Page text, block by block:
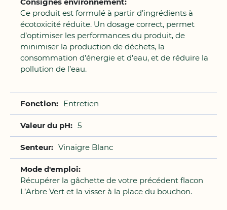
Ce produit est formulé à partir d’ingrédients à
écotoxicité réduite. Un dosage correct, permet
d’optimiser les performances du produit, de
minimiser la production de déchets, la
consommation d’énergie et d’eau, et de réduire la
pollution de l’eau.
Entretien
5
Vinaigre Blanc
Récupérer la gâchette de votre précédent flacon
L’Arbre Vert et la visser à la place du bouchon.